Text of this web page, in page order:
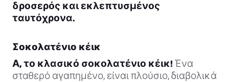
δροσερός και εκλεπτυσμένος
ταυτόχρονα.
Σοκολατένιο κέικ
Α, το κλασικό σοκολατένιο κέικ! Ένα
σταθερό αγαπημένο, είναι πλούσιο, διαβολικά